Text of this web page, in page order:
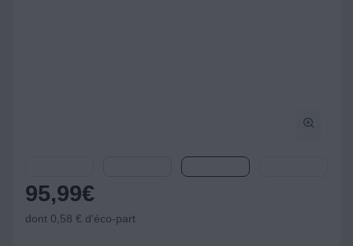
95,99€
dont 0,58 € d'éco-part